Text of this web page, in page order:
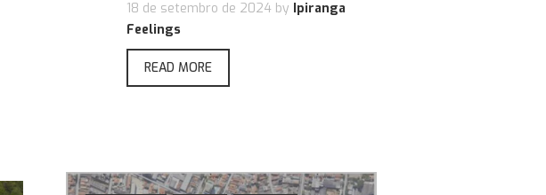
18 de setembro de 2024 by Ipiranga
Feelings
READ MORE